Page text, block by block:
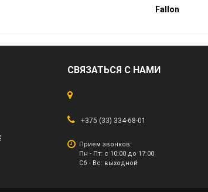
Fallon
СВЯЗАТЬСЯ С НАМИ
+375 (33) 334-68-01
Прием звонков:
Пн - Пт: с 10:00 до 17:00
Сб - Вс: выходной